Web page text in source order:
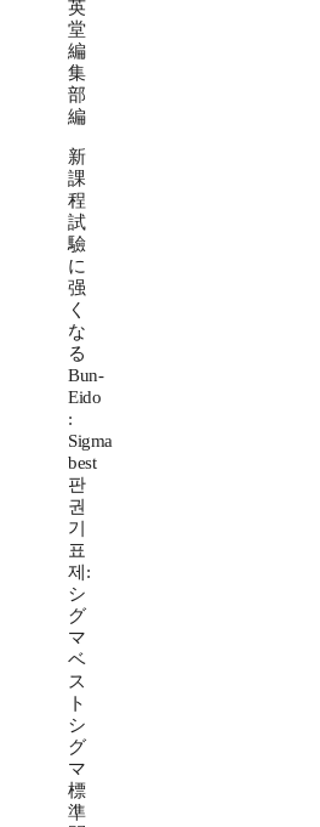
英
堂
編
集
部
編
新
課
程
試
驗
に
强
く
な
る
Bun-
Eido
:
Sigma
best
판
권
기
표
제:
シ
グ
マ
ベ
ス
ト
シ
グ
マ
標
準